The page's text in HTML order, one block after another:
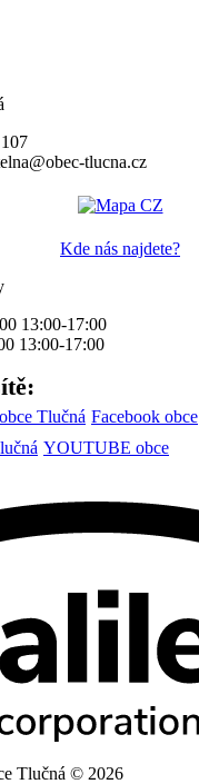
tlucna.cz
Kde nás najdete?
13:00-17:00
13:00-17:00
Facebook obce
YOUTUBE obce
Tlučná © 2026